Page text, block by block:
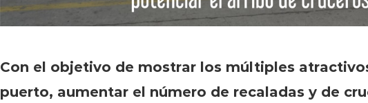
Con el objetivo de mostrar los múltiples
puerto, aumentar el número de recaladas y de